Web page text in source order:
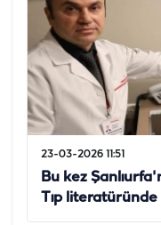
23-03-2026 11:51
Bu kez
Tıp